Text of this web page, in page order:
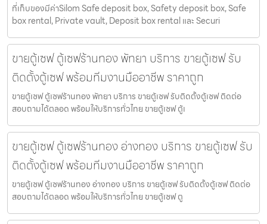
ที่เก็บของมีค่าSilom Safe deposit box, Safety deposit box, Safe
box rental, Private vault, Deposit box rental และ Securi
ขายตู้เซฟ ตู้เซฟร้านทอง พัทยา บริการ ขายตู้เซฟ รับ
ติดตั้งตู้เซฟ พร้อมทีมงานมืออาชีพ ราคาถูก
ขายตู้เซฟ ตู้เซฟร้านทอง พัทยา บริการ ขายตู้เซฟ รับติดตั้งตู้เซฟ ติดต่อ
สอบถามได้ตลอด พร้อมให้บริการทั่วไทย ขายตู้เซฟ ตู้เ
ขายตู้เซฟ ตู้เซฟร้านทอง อ่างทอง บริการ ขายตู้เซฟ รับ
ติดตั้งตู้เซฟ พร้อมทีมงานมืออาชีพ ราคาถูก
ขายตู้เซฟ ตู้เซฟร้านทอง อ่างทอง บริการ ขายตู้เซฟ รับติดตั้งตู้เซฟ ติดต่อ
สอบถามได้ตลอด พร้อมให้บริการทั่วไทย ขายตู้เซฟ ตู